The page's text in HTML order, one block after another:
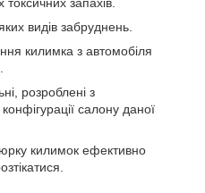
запахів.
видів забруднень.
килимка з автомобіля
розроблені з
салону даної
килимок ефективно